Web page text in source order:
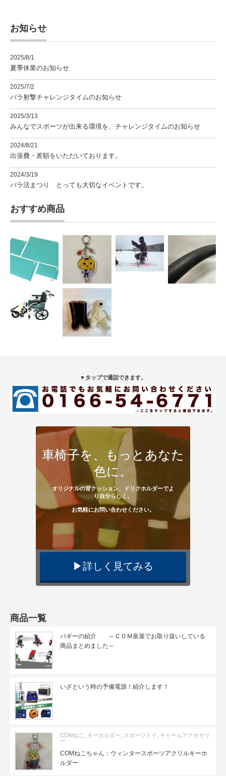
お知らせ
2025/8/1
夏季休業のお知らせ
2025/7/2
パラ射撃チャレンジタイムのお知らせ
2025/3/13
みんなでスポーツが出来る環境を、チャレンジタイムのお知らせ
2024/8/21
出張費・差額をいただいております。
2024/3/19
パラ活まつり とっても大切なイベントです。
おすすめ商品
▼タップで通話できます。
車椅子を、もっとあなた
色に。
オリジナルの背クッション、ドリクホルダーでよ
り自分らしく。
お気軽にお問い合わせください。
▶︎詳しく見てみる
商品一覧
バギーの紹介 ～ＣＯＭ泉屋でお取り扱いしている
商品まとめました～
いざという時の予備電源！紹介します！
COMねこ キーホルダー スポーツトイ
チャームアクセサリ
ー
COMねこちゃん：ウィンタースポーツアクリルキーホ
ルダー